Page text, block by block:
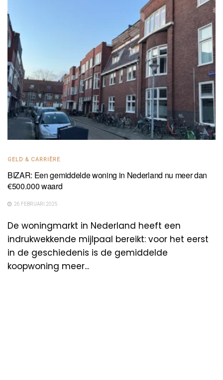
GELD & CARRIÈRE
BIZAR: Een gemiddelde woning in Nederland nu meer dan
€500.000 waard
26 FEBRUARI 2025
De woningmarkt in Nederland heeft een
indrukwekkende mijlpaal bereikt: voor het eerst
in de geschiedenis is de gemiddelde
koopwoning meer...